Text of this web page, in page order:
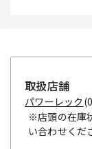
取扱店舗
パワーレック
※店頭の在庫
い合わせくだ